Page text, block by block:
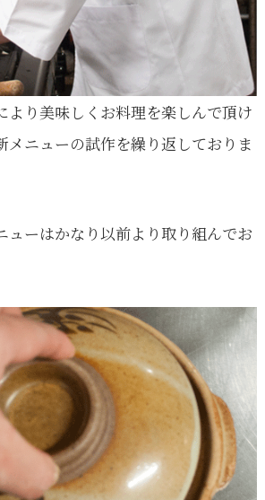
より美味しくお料理を楽しんで頂け
メニューの試作を繰り返しておりま
ューはかなり以前より取り組んでお